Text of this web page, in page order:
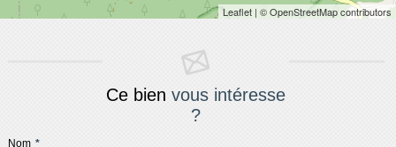
Leaflet | © OpenStreetMap contributors
Ce bienvous intéresse
?
Nom *